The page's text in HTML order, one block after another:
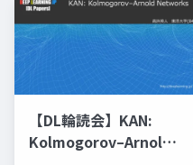
【DL輪読会】KAN:
Kolmogorov–Arnold